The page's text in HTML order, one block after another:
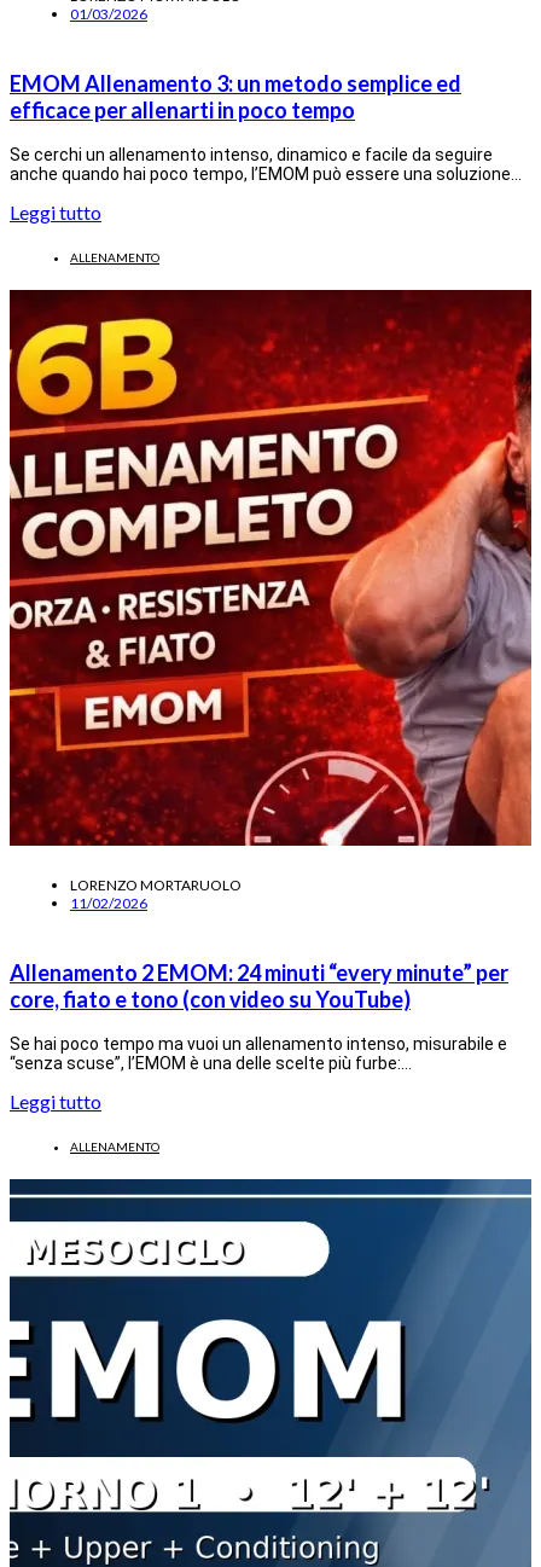
01/03/2026
EMOM Allenamento 3: un metodo semplice ed
efficace per allenarti in poco tempo
Se cerchi un allenamento intenso, dinamico e facile da seguire
anche quando hai poco tempo, l’EMOM può essere una soluzione…
Leggi tutto
ALLENAMENTO
LORENZO MORTARUOLO
11/02/2026
Allenamento 2 EMOM: 24 minuti “every minute” per
core, fiato e tono (con video su YouTube)
Se hai poco tempo ma vuoi un allenamento intenso, misurabile e
“senza scuse”, l’EMOM è una delle scelte più furbe:…
Leggi tutto
ALLENAMENTO